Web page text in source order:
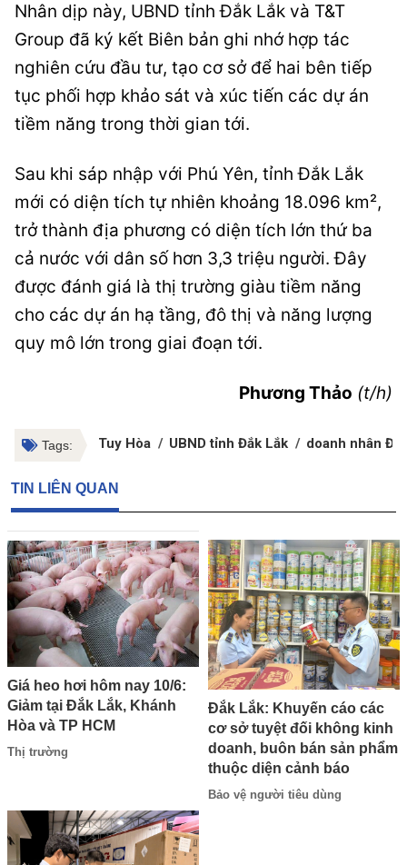
Nhân dịp này, UBND tỉnh Đắk Lắk và T&T
Group đã ký kết Biên bản ghi nhớ hợp tác
nghiên cứu đầu tư, tạo cơ sở để hai bên tiếp
tục phối hợp khảo sát và xúc tiến các dự án
tiềm năng trong thời gian tới.
Sau khi sáp nhập với Phú Yên, tỉnh Đắk Lắk
mới có diện tích tự nhiên khoảng 18.096 km²,
trở thành địa phương có diện tích lớn thứ ba
cả nước với dân số hơn 3,3 triệu người. Đây
được đánh giá là thị trường giàu tiềm năng
cho các dự án hạ tầng, đô thị và năng lượng
quy mô lớn trong giai đoạn tới.
Phương Thảo (t/h)
Tags: Tuy Hòa UBND tỉnh Đắk Lắk doanh nhân Đỗ
TIN LIÊN QUAN
Giá heo hơi hôm nay 10/6:
Giảm tại Đắk Lắk, Khánh
Hòa và TP HCM
Thị trường
Đắk Lắk: Khuyến cáo các
cơ sở tuyệt đối không kinh
doanh, buôn bán sản phẩm
thuộc diện cảnh báo
Bảo vệ người tiêu dùng